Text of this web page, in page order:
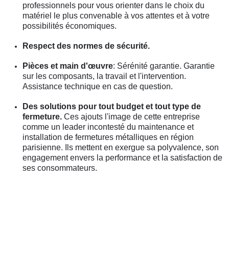
professionnels pour vous orienter dans le choix du
matériel le plus convenable à vos attentes et à votre
possibilités économiques.
Respect des normes de sécurité.
Pièces et main d'œuvre: Sérénité garantie. Garantie
sur les composants, la travail et l'intervention.
Assistance technique en cas de question.
Des solutions pour tout budget et tout type de
fermeture. Ces ajouts l'image de cette entreprise
comme un leader incontesté du maintenance et
installation de fermetures métalliques en région
parisienne. Ils mettent en exergue sa polyvalence, son
engagement envers la performance et la satisfaction de
ses consommateurs.